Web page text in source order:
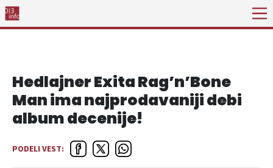
Hedlajner Exita Rag’n’Bone
Man ima najprodavaniji debi
album decenije!
PODELI VEST: